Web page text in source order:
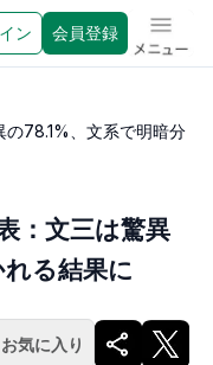
ン 会員登録 メニュ
78.1%、文系で明暗分
：文三は驚異
る結果に
お気に入り